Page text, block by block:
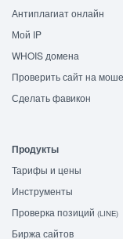
Антиплагиат онлайн
Мой IP
WHOIS домена
Проверить сайт на
Сделать фавикон
Продукты
Тарифы и цены
Инструменты
Проверка позиций (LINE)
Биржа сайтов